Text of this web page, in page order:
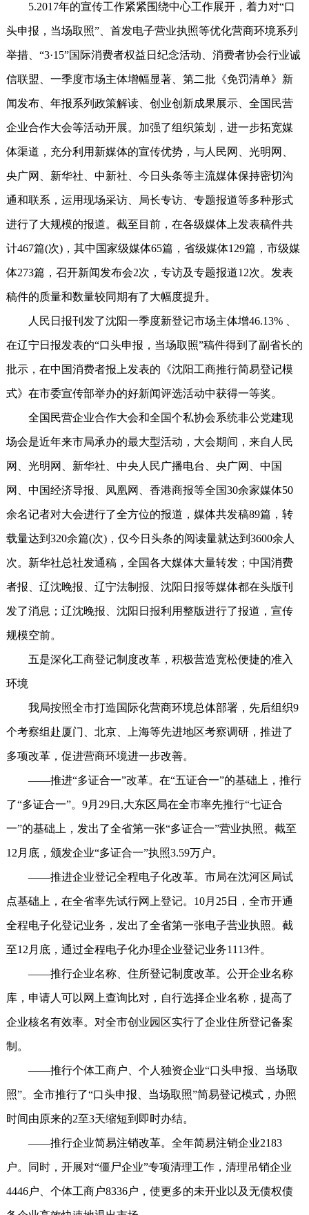
5.2017年的宣传工作紧紧围绕中心工作展开，着力对“口
头申报，当场取照”、首发电子营业执照等优化营商环境系列
举措、“3·15”国际消费者权益日纪念活动、消费者协会行业诚
信联盟、一季度市场主体增幅显著、第二批《免罚清单》新
闻发布、年报系列政策解读、创业创新成果展示、全国民营
企业合作大会等活动开展。加强了组织策划，进一步拓宽媒
体渠道，充分利用新媒体的宣传优势，与人民网、光明网、
央广网、新华社、中新社、今日头条等主流媒体保持密切沟
通和联系，运用现场采访、局长专访、专题报道等多种形式
进行了大规模的报道。截至目前，在各级媒体上发表稿件共
计467篇(次)，其中国家级媒体65篇，省级媒体129篇，市级媒
体273篇，召开新闻发布会2次，专访及专题报道12次。发表
稿件的质量和数量较同期有了大幅度提升。
人民日报刊发了沈阳一季度新登记市场主体增46.13% 、
在辽宁日报发表的“口头申报，当场取照”稿件得到了副省长的
批示，在中国消费者报上发表的《沈阳工商推行简易登记模
式》在市委宣传部举办的好新闻评选活动中获得一等奖。
全国民营企业合作大会和全国个私协会系统非公党建现
场会是近年来市局承办的最大型活动，大会期间，来自人民
网、光明网、新华社、中央人民广播电台、央广网、中国
网、中国经济导报、凤凰网、香港商报等全国30余家媒体50
余名记者对大会进行了全方位的报道，媒体共发稿89篇，转
载量达到320余篇(次)，仅今日头条的阅读量就达到3600余人
次。新华社总社发通稿，全国各大媒体大量转发；中国消费
者报、辽沈晚报、辽宁法制报、沈阳日报等媒体都在头版刊
发了消息；辽沈晚报、沈阳日报利用整版进行了报道，宣传
规模空前。
五是深化工商登记制度改革，积极营造宽松便捷的准入
环境
我局按照全市打造国际化营商环境总体部署，先后组织9
个考察组赴厦门、北京、上海等先进地区考察调研，推进了
多项改革，促进营商环境进一步改善。
——推进“多证合一”改革。在“五证合一”的基础上，推行
了“多证合一”。9月29日,大东区局在全市率先推行“七证合
一”的基础上，发出了全省第一张“多证合一”营业执照。截至
12月底，颁发企业“多证合一”执照3.59万户。
——推进企业登记全程电子化改革。市局在沈河区局试
点基础上，在全省率先试行网上登记。10月25日，全市开通
全程电子化登记业务，发出了全省第一张电子营业执照。截
至12月底，通过全程电子化办理企业登记业务1113件。
——推行企业名称、住所登记制度改革。公开企业名称
库，申请人可以网上查询比对，自行选择企业名称，提高了
企业核名有效率。对全市创业园区实行了企业住所登记备案
制。
——推行个体工商户、个人独资企业“口头申报、当场取
照”。全市推行了“口头申报、当场取照”简易登记模式，办照
时间由原来的2至3天缩短到即时办结。
——推行企业简易注销改革。全年简易注销企业2183
户。同时，开展对“僵尸企业”专项清理工作，清理吊销企业
4446户、个体工商户8336户，使更多的未开业以及无债权债